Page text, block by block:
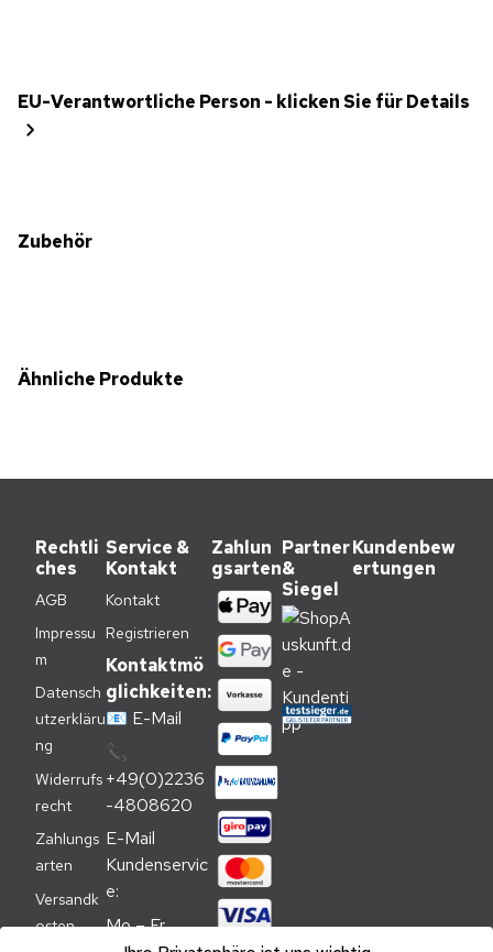
EU-Verantwortliche Person - klicken Sie für Details
Zubehör
Ähnliche Produkte
Rechtli
ches
AGB
Impressu
m
Datensch
utzerkläru
ng
Widerrufs
recht
Zahlungs
arten
Versandk
osten
Service &
Kontakt
Kontakt
Registrieren
Kontaktmö
glichkeiten:
📧 E-Mail
📞
+49(0)2236
-4808620
E-Mail
Kundenservic
e:
Mo – Fr
Zahlun
gsarten
Partner
&
Siegel
Kundenbew
ertungen